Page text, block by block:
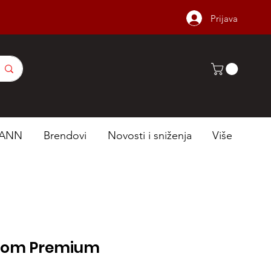
Prijava
Brendovi Novosti i sniženja Više
Premium